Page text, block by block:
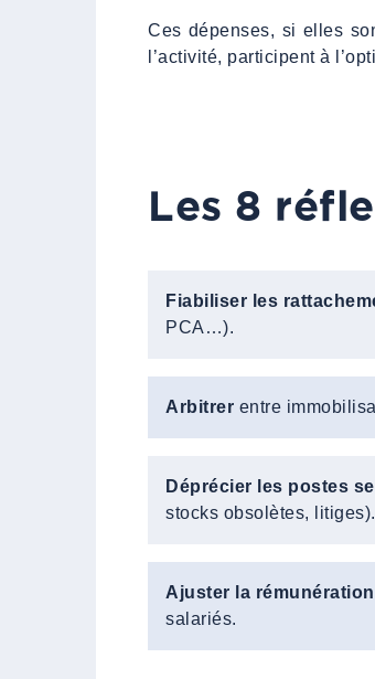
Ces dépenses, si elles
l’activité, participent à
Les 8
Fiabiliser les
PCA…).
Arbitrer entre
Déprécier les postes
stocks obsolètes, litiges).
Ajuster la rémunération
salariés.